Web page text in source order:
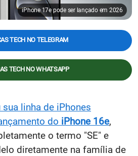
iPhone 17e pode ser lançado em 2026
TECH NO TELEGRAM
TECH NO WHATSAPP
linha de iPhones
do iPhone 16e,
o termo "SE" e
diretamente na família de